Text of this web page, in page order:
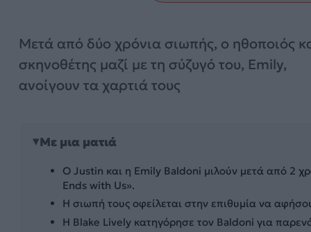
Μετά από δύο χρόνια σιωπής, ο ηθοποιός
σκηνοθέτης μαζί με τη σύζυγό του, Emily,
ανοίγουν τα χαρτιά τους
Με μια ματιά
Ο Justin και η Emily Baldoni μιλούν μετά από 2
Ends with Us».
Η σιωπή τους οφείλεται στην επιθυμία να
Η Blake Lively κατηγόρησε τον Baldoni για